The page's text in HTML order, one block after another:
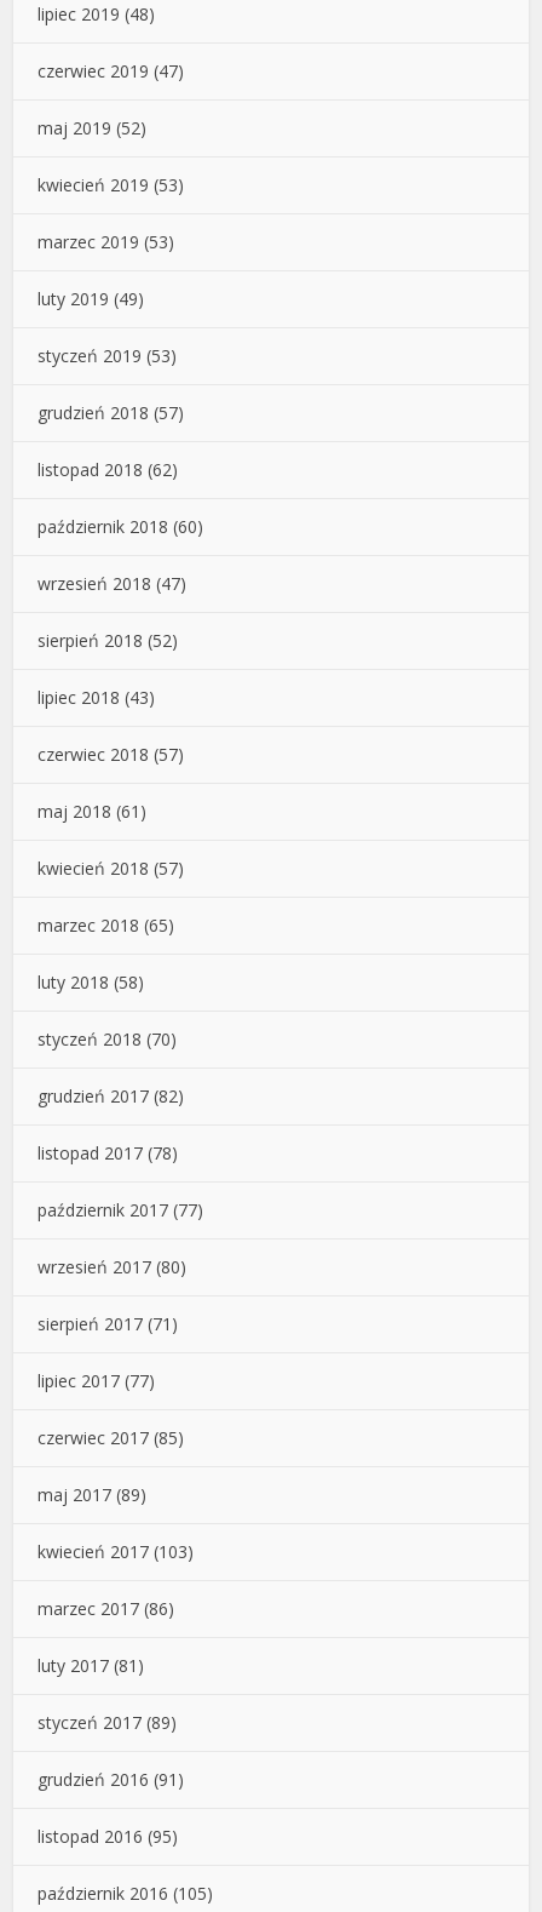
lipiec 2019 (48)
czerwiec 2019 (47)
maj 2019 (52)
kwiecień 2019 (53)
marzec 2019 (53)
luty 2019 (49)
styczeń 2019 (53)
grudzień 2018 (57)
listopad 2018 (62)
październik 2018 (60)
wrzesień 2018 (47)
sierpień 2018 (52)
lipiec 2018 (43)
czerwiec 2018 (57)
maj 2018 (61)
kwiecień 2018 (57)
marzec 2018 (65)
luty 2018 (58)
styczeń 2018 (70)
grudzień 2017 (82)
listopad 2017 (78)
październik 2017 (77)
wrzesień 2017 (80)
sierpień 2017 (71)
lipiec 2017 (77)
czerwiec 2017 (85)
maj 2017 (89)
kwiecień 2017 (103)
marzec 2017 (86)
luty 2017 (81)
styczeń 2017 (89)
grudzień 2016 (91)
listopad 2016 (95)
październik 2016 (105)